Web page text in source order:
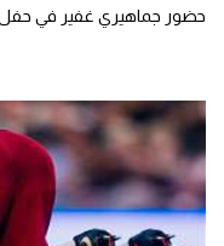
حضور جماهيري غفير في